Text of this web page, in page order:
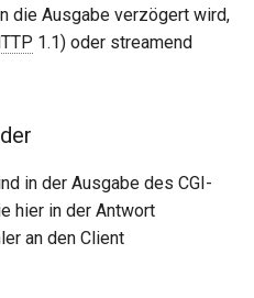
die Ausgabe verzögert wird,
1.1) oder streamend
in der Ausgabe des CGI-
hier in der Antwort
an den Client